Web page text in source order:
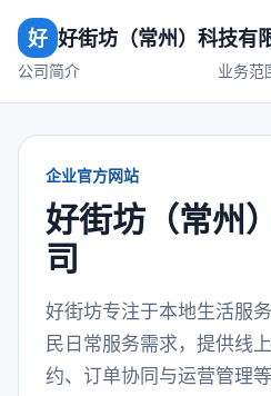
好 好街坊（常州）科技有
公司简介 业务范
企业官方网站
好街坊（常州
司
好街坊专注于本地生活服
民日常服务需求，提供线
约、订单协同与运营管理等